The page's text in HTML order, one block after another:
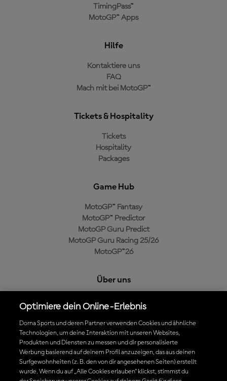
TimingPass™
MotoGP™ Apps
Hilfe
Kontaktiere uns
FAQ
Mach mit bei MotoGP™
Tickets & Hospitality
Tickets
Hospitality
Packages
Game Hub
MotoGP™ Fantasy
MotoGP™ Predictor
MotoGP Guru Predict
MotoGP Guru Racing 25/26
MotoGP™26
Über uns
Cookie-Richtlinien
Geschäftsbedingungen
Datenschutzrichtlinien
Kaufrichtlinie
Optimiere dein Online-Erlebnis
Dorna Sports und deren Partner verwenden Cookies und ähnliche
Technologien, um deine Interaktion mit unseren Websites,
Produkten und Diensten zu messen und dir personalisierte
Werbung basierend auf deinem Profil anzuzeigen, das aus deinen
Surfgewohnheiten (z. B. den von dir angesehenen Seiten) erstellt
wurde. Wenn du auf „Alle Cookies erlauben“ klickst, stimmst du